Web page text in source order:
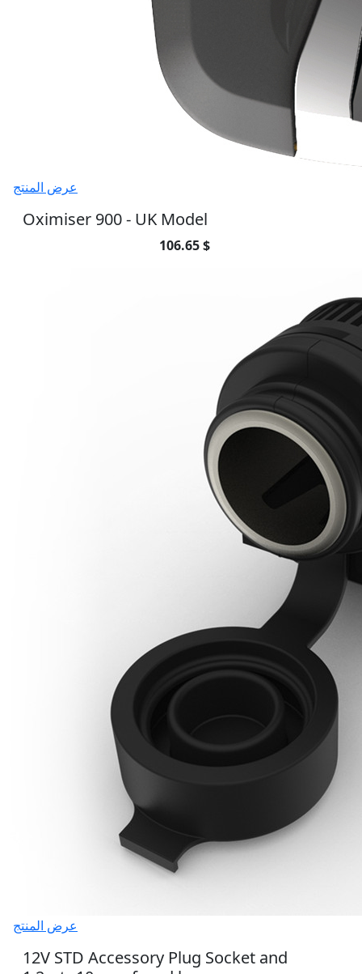
عرض المنتج
Oximiser 900 - UK Model
106.65 $
عرض المنتج
12V STD Accessory Plug Socket and